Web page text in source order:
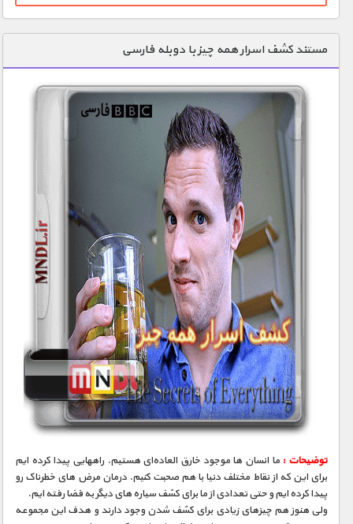
1900 تومان – دانلود قسمت 3 (افزودن به سبد دانلود)
1900 تومان – دانلود قسمت 4 (افزودن به سبد دانلود)
1900 تومان – دانلود قسمت 5 (افزودن به سبد دانلود)
2000 تومان – دانلود قسمت 6 (افزودن به سبد دانلود)
2000 تومان – دانلود قسمت 7 (افزودن به سبد دانلود)
2000 تومان – دانلود قسمت 8 (افزودن به سبد دانلود)
2000 تومان – دانلود قسمت 9 (افزودن به سبد دانلود)
2000 تومان – دانلود قسمت 10 (افزودن به سبد دانلود)
مستند کشف اسرار همه چیز با دوبله فارسی
توضیحات :ما انسان ها موجود خارق العاده‌ای هستیم. راههایی پیدا کرده ایم
برای این که از نقاط مختلف دنیا با هم صحبت کنیم. درمان مرض های خطرناک رو
پیدا کرده ایم و حتی تعدادی از ما برای کشف سیاره های دیگر به فضا رفته ایم.
ولی هنوز هم چیزهای زیادی برای کشف شدن وجود دارند و هدف این مجموعه